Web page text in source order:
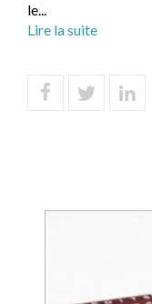
le...
Lire la suite